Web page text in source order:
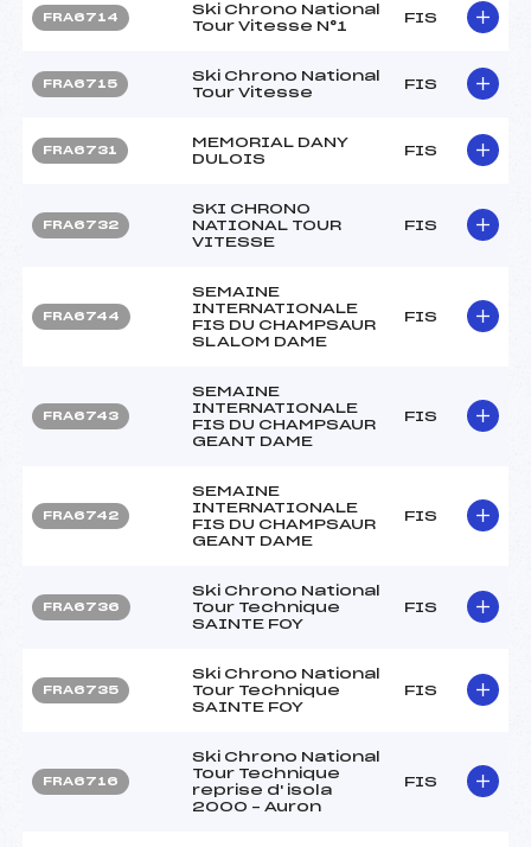
FRA6714
Ski Chrono National
Tour Vitesse N°1
FIS
FRA6715
Ski Chrono National
Tour Vitesse
FIS
FRA6731
MEMORIAL DANY
DULOIS
FIS
FRA6732
SKI CHRONO
NATIONAL TOUR
VITESSE
FIS
FRA6744
SEMAINE
INTERNATIONALE
FIS DU CHAMPSAUR
SLALOM DAME
FIS
FRA6743
SEMAINE
INTERNATIONALE
FIS DU CHAMPSAUR
GEANT DAME
FIS
FRA6742
SEMAINE
INTERNATIONALE
FIS DU CHAMPSAUR
GEANT DAME
FIS
FRA6736
Ski Chrono National
Tour Technique
SAINTE FOY
FIS
FRA6735
Ski Chrono National
Tour Technique
SAINTE FOY
FIS
FRA6716
Ski Chrono National
Tour Technique
reprise d' isola
2000 – Auron
FIS